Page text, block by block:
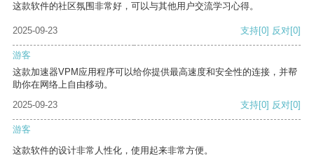
这款软件的社区氛围非常好，可以与其他用户交流学习心得。
2025-09-23 支持[0] 反对[0]
游客
这款加速器VPM应用程序可以给你提供最高速度和安全性的连接，并帮
助你在网络上自由移动。
2025-09-23
支持[0] 反对[0]
游客
这款软件的设计非常人性化，使用起来非常方便。